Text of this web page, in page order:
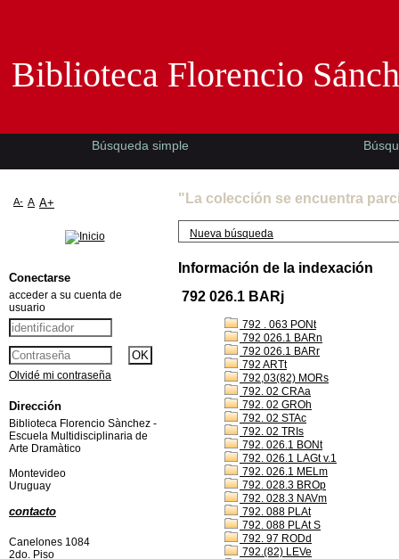
"La colección se encuentra
Nueva búsqueda
Información de la indexación
792 026.1 BARj
792 . 063 PONt
792 026.1 BARn
792 026.1 BARr
792 ARTt
792,03(82) MORs
792. 02 CRAa
792. 02 GROh
792. 02 STAc
792. 02 TRIs
792. 026.1 BONt
792. 026.1 LAGt v.1
792. 026.1 MELm
792. 028.3 BROp
792. 028.3 NAVm
792. 088 PLAt
792. 088 PLAt S
792. 97 RODd
792.(82) LEVe
Biblioteca Florencio
Búsqueda simple
A- A A+
Conectarse
acceder a su cuenta de
usuario
Olvidé mi contraseña
Dirección
Biblioteca Florencio Sànchez -
Escuela Multidisciplinaria de
Arte Dramàtico
Montevideo
Uruguay
contacto
Canelones 1084
2do. Piso